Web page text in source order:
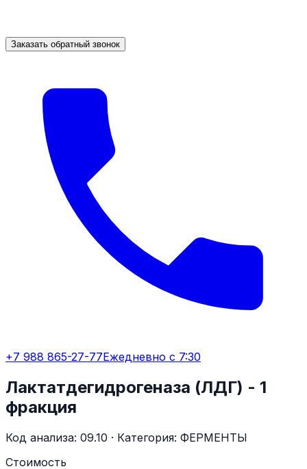
Заказать обратный звонок
+7 988 865-27-77Ежедневно с 7:30
Лактатдегидрогеназа (ЛДГ) - 1
фракция
Код анализа: 09.10 · Категория: ФЕРМЕНТЫ
Стоимость